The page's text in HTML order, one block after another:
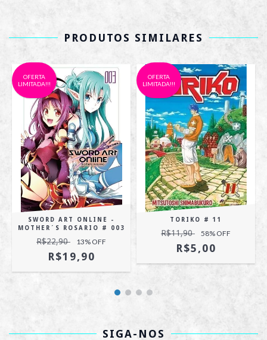
PRODUTOS SIMILARES
OFERTA
LIMITADA!!!
SWORD ART ONLINE -
MOTHER´S ROSARIO # 003
R$22,90 13% OFF
R$19,90
OFERTA
LIMITADA!!!
TORIKO # 11
R$11,90 58% OFF
R$5,00
SIGA-NOS